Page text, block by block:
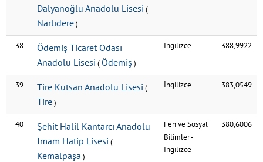
Dalyanoğlu Anadolu Lisesi (
Narlıdere)
38
Ödemiş Ticaret Odası
Anadolu Lisesi ( Ödemiş )
İngilizce 388,9922
39 Tire Kutsan Anadolu Lisesi (
Tire)
İngilizce 383,0549
40
Şehit Halil Kantarcı Anadolu
İmam Hatip Lisesi (
Kemalpaşa )
Fen ve Sosyal
Bilimler-
İngilizce
380,6006